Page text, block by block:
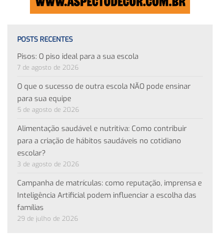
POSTS RECENTES
Pisos: O piso ideal para a sua escola
7 de agosto de 2026
O que o sucesso de outra escola NÃO pode ensinar
para sua equipe
5 de agosto de 2026
Alimentação saudável e nutritiva: Como contribuir
para a criação de hábitos saudáveis no cotidiano
escolar?
3 de agosto de 2026
Campanha de matrículas: como reputação, imprensa e
Inteligência Artificial podem influenciar a escolha das
famílias
29 de julho de 2026